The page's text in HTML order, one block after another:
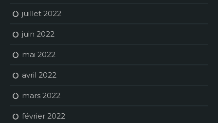
juillet 2022
juin 2022
mai 2022
avril 2022
mars 2022
février 2022